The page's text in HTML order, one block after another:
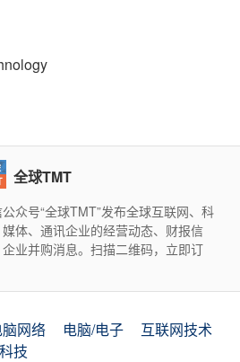
全球TMT
众号“全球TMT”发布全球互联网、科
体、通讯企业的经营动态、财报信
企业并购消息。扫描二维码，立即订
脑网络 电脑/电子
互联网技术
技